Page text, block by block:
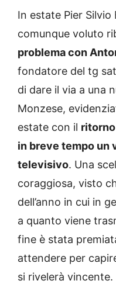
In estate Pier Silvio
comunque voluto
problema con
fondatore del tg
di dare il via a una
Monzese,
estate con il ritorno
in breve tempo un
televisivo. Una
coraggiosa, visto
dell’anno in cui in
a quanto viene
fine è stata
attendere per
si rivelerà vincente.